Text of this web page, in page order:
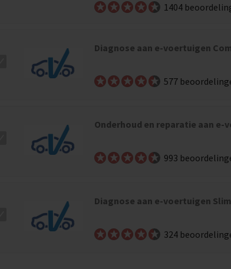
1404
Diagnose aan e-voertuigen
577
Onderhoud en reparatie aan e-
993
Diagnose aan e-voertuigen
324